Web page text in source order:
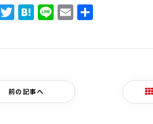
Twitter
Hatena
LineEmail
前の記事へ